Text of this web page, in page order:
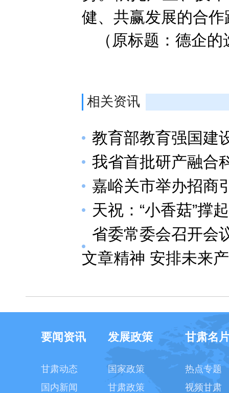
健、共赢发展的合作
（原标题：德企
相关资讯
教育部教育强国建
我省首批研产融合
嘉峪关市举办招商
天祝：“小香菇”撑
省委常委会召开会
文章精神 安排未来
要闻资讯
甘肃动态
国内新闻
发展政策
国家政策
甘肃政策
甘肃名
热点专题
视频甘肃